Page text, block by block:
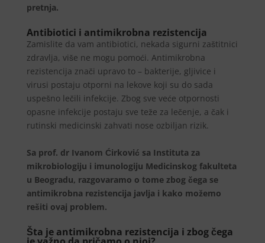
pretnja.
Antibiotici i antimikrobna rezistencija
Zamislite da vam antibiotici, nekada sigurni zaštitnici
zdravlja, više ne mogu pomoći. Antimikrobna
rezistencija znači upravo to – bakterije, gljivice i
virusi postaju otporni na lekove koji su do sada
uspešno lečili infekcije. Zbog sve veće otpornosti
opasne infekcije postaju sve teže za lečenje, a čak i
rutinski medicinski zahvati nose ozbiljan rizik.
Sa prof. dr Ivanom Ćirković sa Instituta za
mikrobiologiju i imunologiju Medicinskog fakulteta
u Beogradu, razgovaramo o tome zbog čega se
antimikrobna rezistencija javlja i kako možemo
rešiti ovaj problem.
Šta je antimikrobna rezistencija i zbog čega